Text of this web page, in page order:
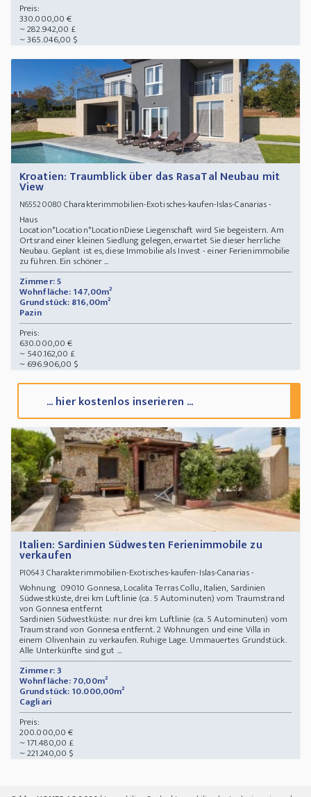
Preis:
330.000,00 €
~ 282.942,00 £
~ 365.046,00 $
Kroatien: Traumblick über das RasaTal Neubau mit
View
N65520080 Charakterimmobilien-Exotisches-kaufen-Islas-Canarias -
Haus
Location*Location*LocationDiese Liegenschaft wird Sie begeistern. Am
Ortsrand einer kleinen Siedlung gelegen, erwartet Sie dieser herrliche
Neubau. Geplant ist es, diese Immobilie als Invest - einer Ferienimmobilie
zu führen. Ein schöner ...
Zimmer: 5
Wohnfläche: 147,00m²
Grundstück: 816,00m²
Pazin
Preis:
630.000,00 €
~ 540.162,00 £
~ 696.906,00 $
... hier kostenlos inserieren ...
Italien: Sardinien Südwesten Ferienimmobile zu
verkaufen
PI0643 Charakterimmobilien-Exotisches-kaufen-Islas-Canarias -
Wohnung 09010 Gonnesa, Localita Terras Collu, Italien, Sardinien
Südwestküste, drei km Luftlinie (ca. 5 Autominuten) vom Traumstrand
von Gonnesa entfernt
Sardinien Südwestküste: nur drei km Luftlinie (ca. 5 Autominuten) vom
Traumstrand von Gonnesa entfernt. 2 Wohnungen und eine Villa in
einem Olivenhain zu verkaufen. Ruhige Lage. Ummauertes Grundstück.
Alle Unterkünfte sind gut ...
Zimmer: 3
Wohnfläche: 70,00m²
Grundstück: 10.000,00m²
Cagliari
Preis:
200.000,00 €
~ 171.480,00 £
~ 221.240,00 $